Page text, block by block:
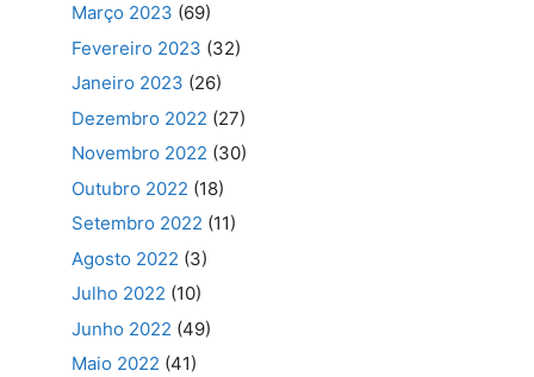
Março 2023 (69)
Fevereiro 2023 (32)
Janeiro 2023 (26)
Dezembro 2022 (27)
Novembro 2022 (30)
Outubro 2022 (18)
Setembro 2022 (11)
Agosto 2022 (3)
Julho 2022 (10)
Junho 2022 (49)
Maio 2022 (41)